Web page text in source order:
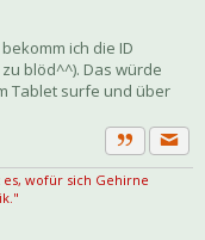
ich die ID
blöd^^). Das würde
Tablet surfe und über
Zitat
wofür sich Gehirne